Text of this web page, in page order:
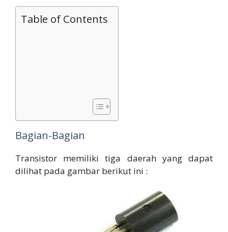
Table of Contents
Bagian-Bagian
Transistor memiliki tiga daerah yang dapat
dilihat pada gambar berikut ini :